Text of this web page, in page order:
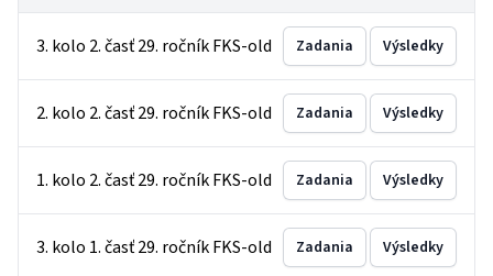
3. kolo 2. časť 29. ročník FKS-old Zadania Výsledky
2. kolo 2. časť 29. ročník FKS-old Zadania Výsledky
1. kolo 2. časť 29. ročník FKS-old Zadania Výsledky
3. kolo 1. časť 29. ročník FKS-old Zadania Výsledky